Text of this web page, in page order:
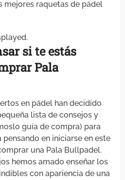
mejores raquetas de pádel
site estás
Pala
en pádel han decidido
lista de consejos y
guía de compra) para
en iniciarse en este
una Pala Bullpadel.
hemos amado enseñar los
con apariencia de una